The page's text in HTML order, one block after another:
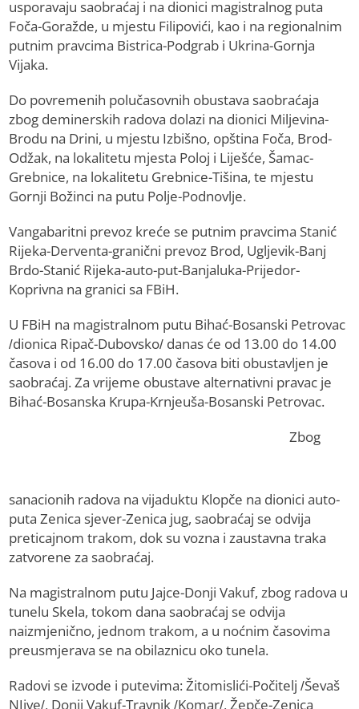
usporavaju saobraćaj i na dionici magistralnog puta
Foča-Goražde, u mjestu Filipovići, kao i na regionalnim
putnim pravcima Bistrica-Podgrab i Ukrina-Gornja
Vijaka.
Do povremenih polučasovnih obustava saobraćaja
zbog deminerskih radova dolazi na dionici Miljevina-
Brodu na Drini, u mjestu Izbišno, opština Foča, Brod-
Odžak, na lokalitetu mjesta Poloj i Liješće, Šamac-
Grebnice, na lokalitetu Grebnice-Tišina, te mjestu
Gornji Božinci na putu Polje-Podnovlje.
Vangabaritni prevoz kreće se putnim pravcima Stanić
Rijeka-Derventa-granični prevoz Brod, Ugljevik-Banj
Brdo-Stanić Rijeka-auto-put-Banjaluka-Prijedor-
Koprivna na granici sa FBiH.
U FBiH na magistralnom putu Bihać-Bosanski Petrovac
/dionica Ripač-Dubovsko/ danas će od 13.00 do 14.00
časova i od 16.00 do 17.00 časova biti obustavljen je
saobraćaj. Za vrijeme obustave alternativni pravac je
Bihać-Bosanska Krupa-Krnjeuša-Bosanski Petrovac.
Zbog
sanacionih radova na vijaduktu Klopče na dionici auto-
puta Zenica sjever-Zenica jug, saobraćaj se odvija
preticajnom trakom, dok su vozna i zaustavna traka
zatvorene za saobraćaj.
Na magistralnom putu Jajce-Donji Vakuf, zbog radova u
tunelu Skela, tokom dana saobraćaj se odvija
naizmjenično, jednom trakom, a u noćnim časovima
preusmjerava se na obilaznicu oko tunela.
Radovi se izvode i putevima: Žitomislići-Počitelj /Ševaš
NJive/, Donji Vakuf-Travnik /Komar/, Žepče-Zenica